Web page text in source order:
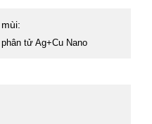
tử Ag+Cu Nano